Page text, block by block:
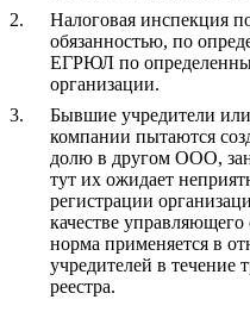
Налоговая инспекция
обязанностью, по
ЕГРЮЛ по
организации.
Бывшие учредители
компании пытаются
долю в другом ООО,
тут их ожидает
регистрации
качестве
норма применяется в
учредителей в течение
реестра.